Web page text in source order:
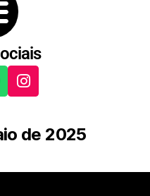
de 2025